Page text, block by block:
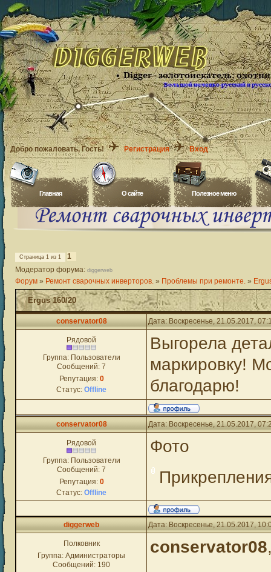
Добро пожаловать, Гость! Регистрация Вход
Главная O сайте Полезное меню
Страница 1 из 1
1
Модератор форума: diggerweb
Форум » Ремонт сварочных инверторов. » Проблемы при ремонте. »
Ergus 160/20
conservator08 Дата: Воскресенье, 21.05.2017,
Рядовой
Группа: Пользователи
Сообщений: 7
Репутация: 0
Статус: Offline
Выгорела
маркировку!
благодарю!
conservator08 Дата: Воскресенье, 21.05.2017,
Рядовой
Группа: Пользователи
Сообщений: 7
Репутация: 0
Статус: Offline
Фото
diggerweb Дата: Воскресенье, 21.05.2017,
Полковник
Группа: Администраторы
Сообщений: 190
conservator08